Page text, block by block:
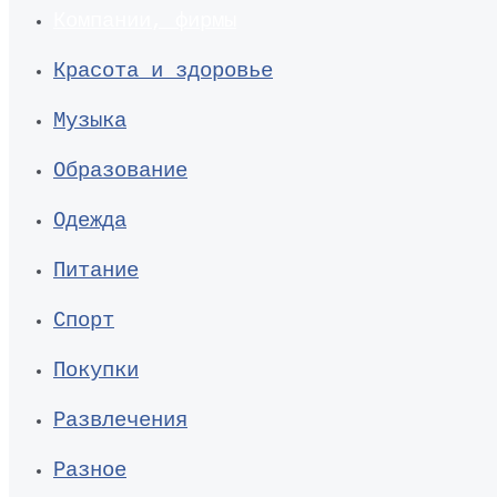
Красота и здоровье
Музыка
Образование
Одежда
Питание
Спорт
Покупки
Развлечения
Разное